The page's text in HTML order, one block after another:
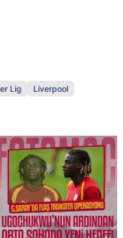
Lig
Liverpool